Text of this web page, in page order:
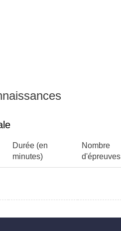
Gradient Descent,
Application à la
Durée (en
minutes)
Nombre
d'épreuves